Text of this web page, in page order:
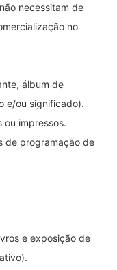
necessitam de
no
álbum de
e/ou significado).
ou impressos.
de programação de
e exposição de